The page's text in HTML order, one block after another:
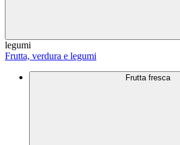
legumi
Frutta, verdura e legumi
Frutta fresca